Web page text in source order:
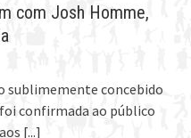
com Josh Homme,
sublimemente concebido
confirmada ao público
[...]